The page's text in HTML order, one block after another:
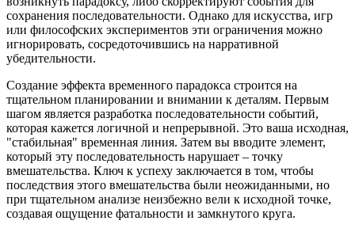
сохранения последовательности. Однако для искусства, игр
или философских экспериментов эти ограничения можно
игнорировать, сосредоточившись на нарративной
убедительности.
Создание эффекта временного парадокса строится на
тщательном планировании и внимании к деталям. Первым
шагом является разработка последовательности событий,
которая кажется логичной и непрерывной. Это ваша исходная,
"стабильная" временная линия. Затем вы вводите элемент,
который эту последовательность нарушает – точку
вмешательства. Ключ к успеху заключается в том, чтобы
последствия этого вмешательства были неожиданными, но
при тщательном анализе неизбежно вели к исходной точке,
создавая ощущение фатальности и замкнутого круга.